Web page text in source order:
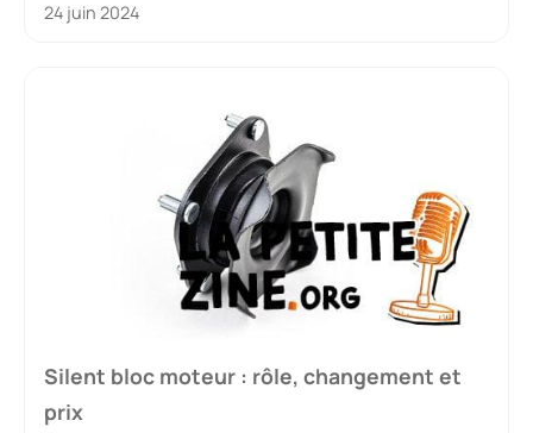
24 juin 2024
Silent bloc moteur : rôle, changement et
prix